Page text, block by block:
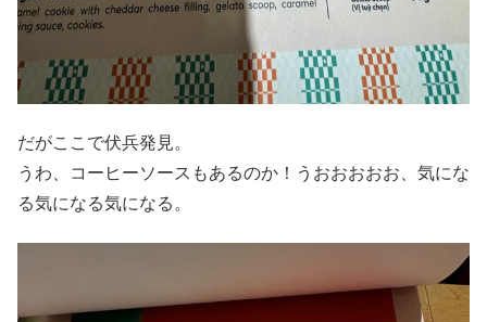
だがここで伏兵発見。
うわ、コーヒーソースもあるのか！うおおおおお、気にな
る気になる気になる。